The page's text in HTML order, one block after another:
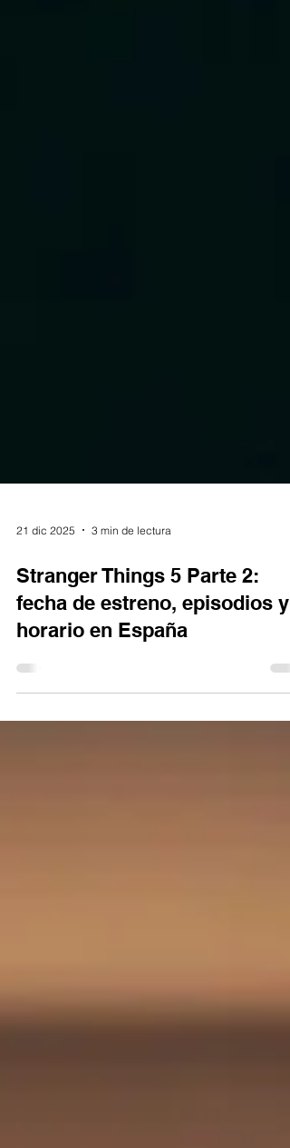
Stranger Things 5 Parte 2:
fecha de estreno, episodios y
horario en España